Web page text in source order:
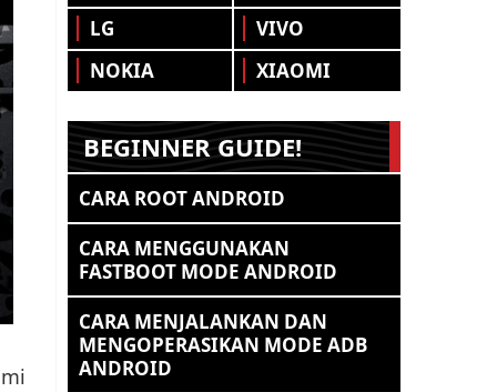
LG
NOKIA
VIVO
XIAOMI
BEGINNER GUIDE!
CARA ROOT ANDROID
CARA MENGGUNAKAN
FASTBOOT MODE ANDROID
CARA MENJALANKAN DAN
MENGOPERASIKAN MODE ADB
ANDROID